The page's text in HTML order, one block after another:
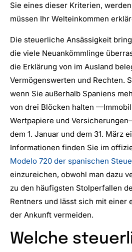
Sie eines dieser Kriterien,
müssen Ihr Welteinkommen
Die steuerliche Ansässigkeit
die viele Neuankömmlinge
die Erklärung von im Ausland
Vermögenswerten und Rechten.
wenn Sie außerhalb Spaniens
von drei Blöcken halten
Wertpapiere und
dem 1. Januar und dem 31. März
Informationen finden Sie im
Modelo 720 der spanischen
einzureichen, obwohl man dazu
zu den häufigsten Stolperfallen
Rentners und lässt sich mit einer
der Ankunft vermeiden.
Welche